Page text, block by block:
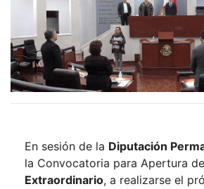
En sesión de la Diputación
la Convocatoria para Apertura
Extraordinario, a realizarse el